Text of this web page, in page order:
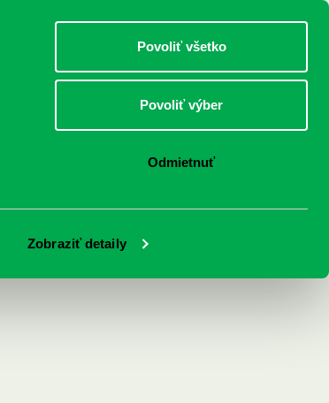
Zobraziť detaily
Povoliť všetko
Povoliť výber
Odmietnuť
DOSPELÍ